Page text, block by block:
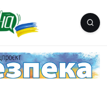
Одеса, Мелітополь